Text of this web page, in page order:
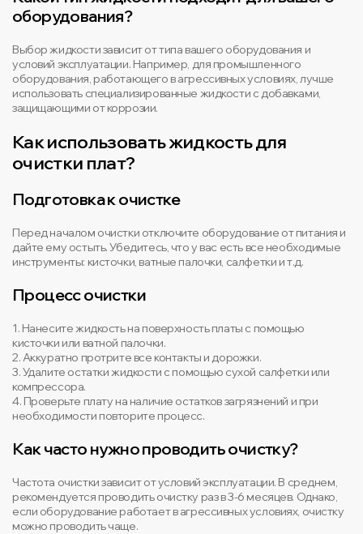
оборудования?
Выбор жидкости зависит от типа вашего оборудования и
условий эксплуатации. Например, для промышленного
оборудования, работающего в агрессивных условиях, лучше
использовать специализированные жидкости с добавками,
защищающими от коррозии.
Как использовать жидкость для
очистки плат?
Подготовка к очистке
Перед началом очистки отключите оборудование от питания и
дайте ему остыть. Убедитесь, что у вас есть все необходимые
инструменты: кисточки, ватные палочки, салфетки и т.д.
Процесс очистки
1. Нанесите жидкость на поверхность платы с помощью
кисточки или ватной палочки.
2. Аккуратно протрите все контакты и дорожки.
3. Удалите остатки жидкости с помощью сухой салфетки или
компрессора.
4. Проверьте плату на наличие остатков загрязнений и при
необходимости повторите процесс.
Как часто нужно проводить очистку?
Частота очистки зависит от условий эксплуатации. В среднем,
рекомендуется проводить очистку раз в 3-6 месяцев. Однако,
если оборудование работает в агрессивных условиях, очистку
можно проводить чаще.